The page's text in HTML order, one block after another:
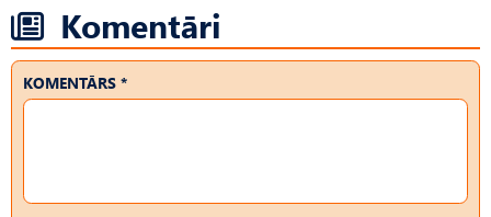
Komentāri
KOMENTĀRS *